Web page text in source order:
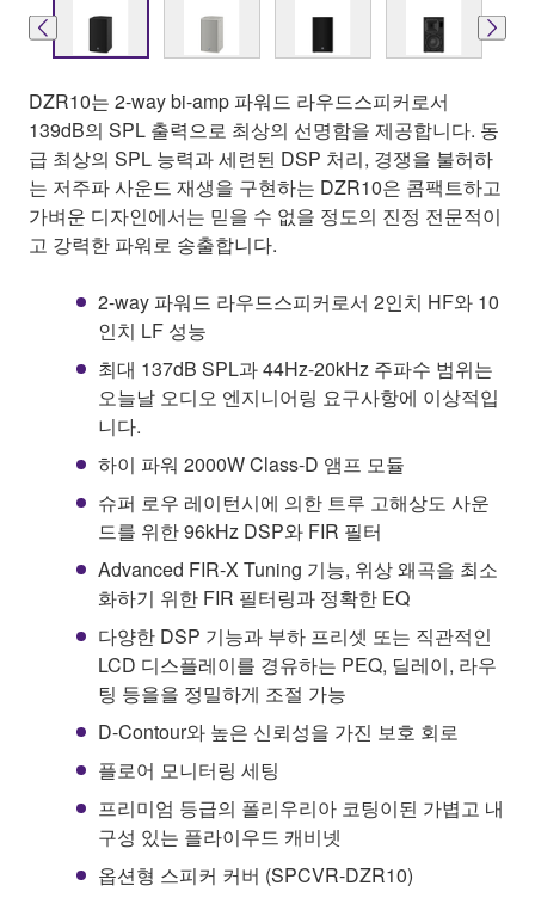
DZR10는 2-way bi-amp 파워드 라우드스피커로서
139dB의 SPL 출력으로 최상의 선명함을 제공합니다. 동
급 최상의 SPL 능력과 세련된 DSP 처리, 경쟁을 불허하
는 저주파 사운드 재생을 구현하는 DZR10은 콤팩트하고
가벼운 디자인에서는 믿을 수 없을 정도의 진정 전문적이
고 강력한 파워로 송출합니다.
2-way 파워드 라우드스피커로서 2인치 HF와 10
인치 LF 성능
최대 137dB SPL과 44Hz-20kHz 주파수 범위는
오늘날 오디오 엔지니어링 요구사항에 이상적입
니다.
하이 파워 2000W Class-D 앰프 모듈
슈퍼 로우 레이턴시에 의한 트루 고해상도 사운
드를 위한 96kHz DSP와 FIR 필터
Advanced FIR-X Tuning 기능, 위상 왜곡을 최소
화하기 위한 FIR 필터링과 정확한 EQ
다양한 DSP 기능과 부하 프리셋 또는 직관적인
LCD 디스플레이를 경유하는 PEQ, 딜레이, 라우
팅 등을을 정밀하게 조절 가능
D-Contour와 높은 신뢰성을 가진 보호 회로
플로어 모니터링 세팅
프리미엄 등급의 폴리우리아 코팅이된 가볍고 내
구성 있는 플라이우드 캐비넷
옵션형 스피커 커버 (SPCVR-DZR10)